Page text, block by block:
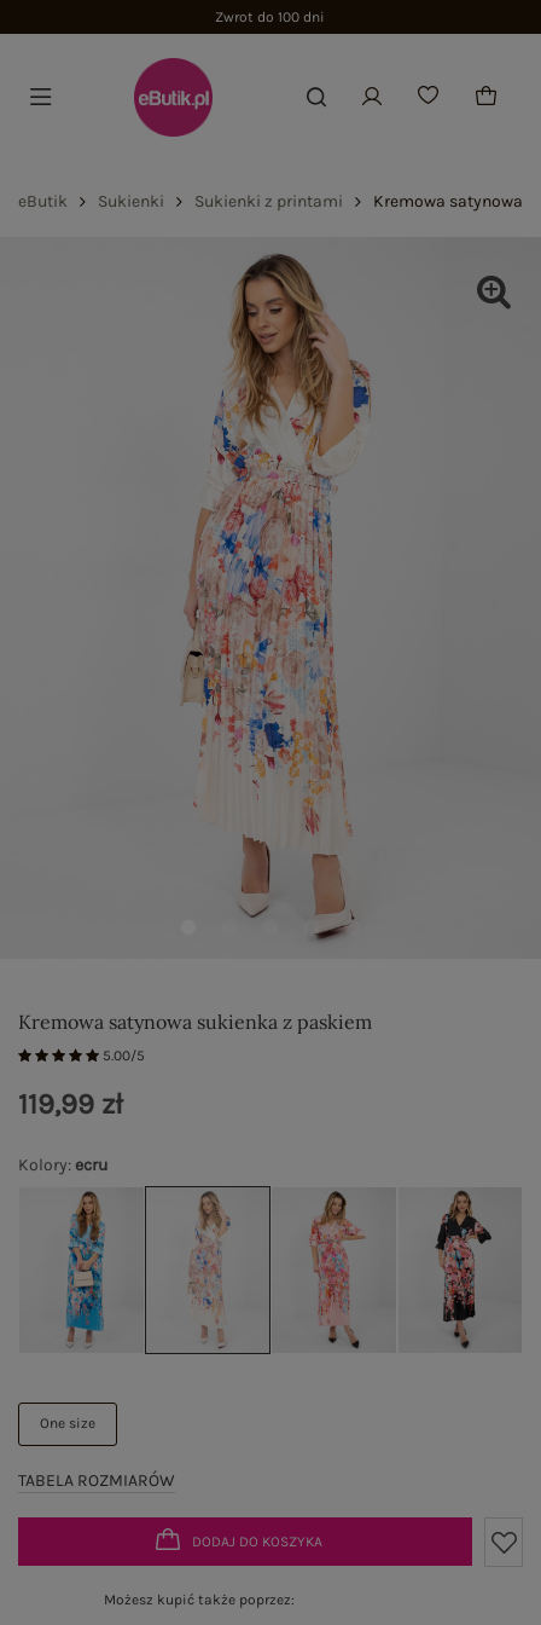
Zwrot do 100 dni
eButik Sukienki Sukienki z printami Kremowa satynowa
Kremowa satynowa sukienka z paskiem
5.00/5
Kolory: ecru
One size
TABELA ROZMIARÓW
119,99 zł
DODAJ DO KOSZYKA
Możesz kupić także poprzez: